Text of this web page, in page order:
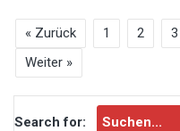
« Zurück 1 2 3
Weiter »
Search for: